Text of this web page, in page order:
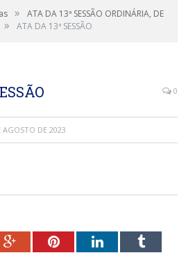
»
ATA DA 13ª SESSÃO ORDINÁRIA, DE
» ATA DA 13ª SESSÃO
0
AGOSTO DE 2023
Google+PinterestLinkedInTumblr